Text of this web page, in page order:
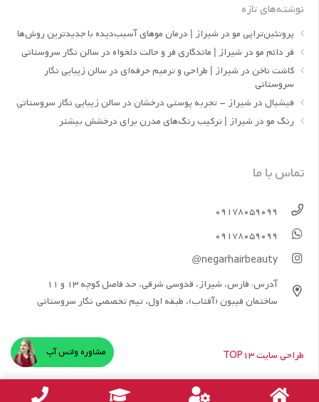
نوشته‌های تازه
پروتئین‌تراپی مو در شیراز | درمان موهای آسیب‌دیده با جدیدترین روش‌ها
فر دائم مو در شیراز | ماندگاری فر و حالت دلخواه در سالن نگار سروستانی
کاشت ناخن در شیراز | طراحی و ترمیم حرفه‌ای در سالن زیبایی نگار
سروستانی
فیشیال در شیراز – تجربه پوستی درخشان در سالن زیبایی نگار سروستانی
رنگ مو در شیراز | ترکیب رنگ‌های مدرن برای درخشش بیشتر
تماس با ما
09178059099
09178059099
negarhairbeauty@
آدرس: فارس، شیراز، قدوسی شرقی، حد فاصل کوچه 13 و 11
ساختمان فیبون (آفتاب)، طبقه اول، تیم تخصصی نگار سروستانی
طراحی سایت TOP13 مشاوره واتس آپ